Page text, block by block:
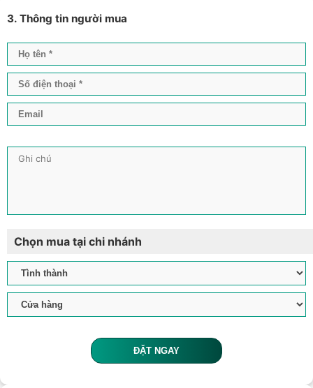
3. Thông tin người mua
Chọn mua tại chi nhánh
ĐẶT NGAY